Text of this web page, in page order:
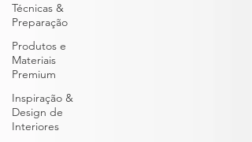
Técnicas &
Preparação
Produtos e
Materiais
Premium
Inspiração &
Design de
Interiores